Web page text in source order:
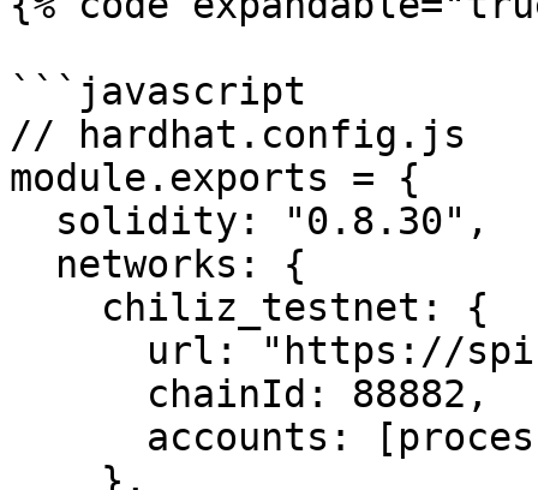
```javascript
// hardhat.config.js
module.exports = {